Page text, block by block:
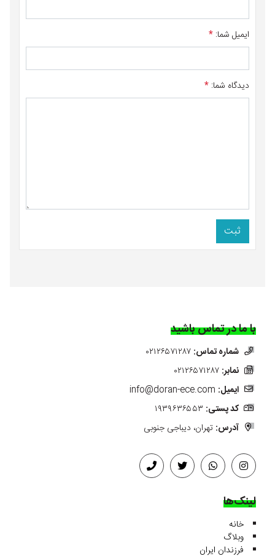
ایمیل شما:*
دیدگاه شما:*
ثبت
با ما در تماس باشید
شماره تماس: ۰۲۱۲۶۵۷۱۲۸۷
نمابر: ۰۲۱۲۶۵۷۱۲۸۷
ایمیل: info@doran-ece.com
کد پستی: ۱۹۳۹۶۳۶۵۵۳
آدرس: تهران، دیباجی جنوبی
لینک‌ها
خانه
وبلاگ
فرزندان ایران